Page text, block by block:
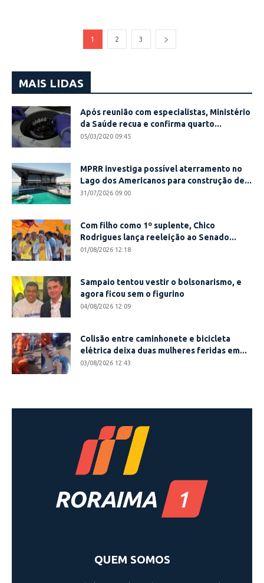
1 2 3
MAIS LIDAS
Após reunião com especialistas, Ministério
da Saúde recua e confirma quarto...
05/03/2020 09:45
MPRR investiga possível aterramento no
Lago dos Americanos para construção de...
31/07/2026 09:00
Com filho como 1º suplente, Chico
Rodrigues lança reeleição ao Senado...
01/08/2026 12:18
Sampaio tentou vestir o bolsonarismo, e
agora ficou sem o figurino
04/08/2026 12:09
Colisão entre caminhonete e bicicleta
elétrica deixa duas mulheres feridas em...
03/08/2026 12:43
QUEM SOMOS